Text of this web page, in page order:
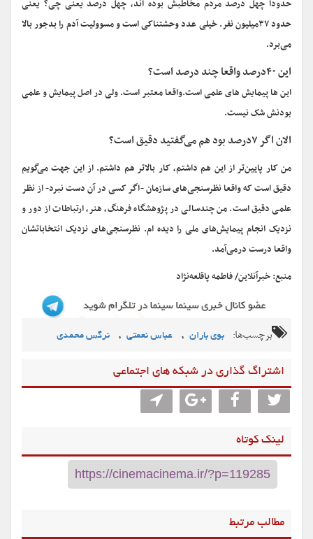
حدودا چهل درصد مردم مخاطبش بوده اند، چهل درصد یعنی چی؟ یعنی
حدود ۳۷میلیون نفر. خیلی عدد وحشتناکی است و مسوولیت آدم را بدجور بالا
می‌برد.
این ۴۰درصد واقعا چند درصد است؟
این ها پیمایش های علمی است.واقعا معتبر است. ولی در اصل پیمایش و علمی
بودنش شک نیست.
الان اگر ۷درصد بود هم می‌گفتید دقیق است؟
من کار پایین‌تر از این هم داشتم، کار بالاتر هم داشتم. از این جهت می‌گویم
دقیق است که واقعا نظرسنجی‌های سازمان -اگر کسی در آن دست نبرد- از نظر
علمی دقیق است. من چندسالی در پژوهشگاه فرهنگ، هنر، ارتباطات از دور و
نزدیک انجام پیمایش‌های ملی را دیده ام. نظرسنجی‌های نزدیک انتخاباتشان
واقعا درست درمی‌آمد.
منبع: خبرآنلاین/ فاطمه پاقلعه‌نژاد
برچسب‌ها: بوی باران , عباس نعمتی , نرگس محمدی
اشتراگ گذاری در شبکه های اجتماعی
لینک کوتاه
مطالب مرتبط